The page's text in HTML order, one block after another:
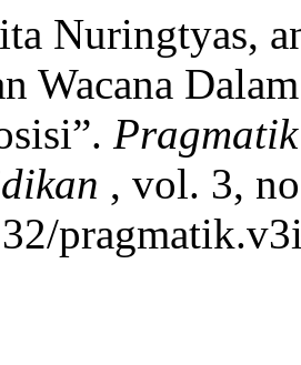
Nuringtyas,
Wacana
, vol. 3,